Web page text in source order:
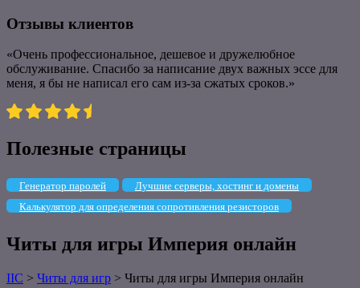
Отзывы клиентов
«Очень профессиональное, дешевое и дружелюбное
обслуживание. Спасибо за написание двух важных эссе для
меня, я бы не написал его сам из-за сжатых сроков.»
Полезные страницы
Генератор паролей
Лучшие серверы, хостинг и домены
Калькулятор для определения сопротивления резисторов
Читы для игры Империя онлайн
IIC > Читы для игр > Читы для игры Империя онлайн